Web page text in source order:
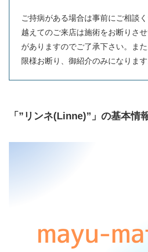
ご持病がある場合は事前にご相談
越えてのご来店は施術をお断りさ
がありますのでご了承下さい。ま
限様お断り、御紹介のみになります
「”リンネ(Linne)”」の基本情